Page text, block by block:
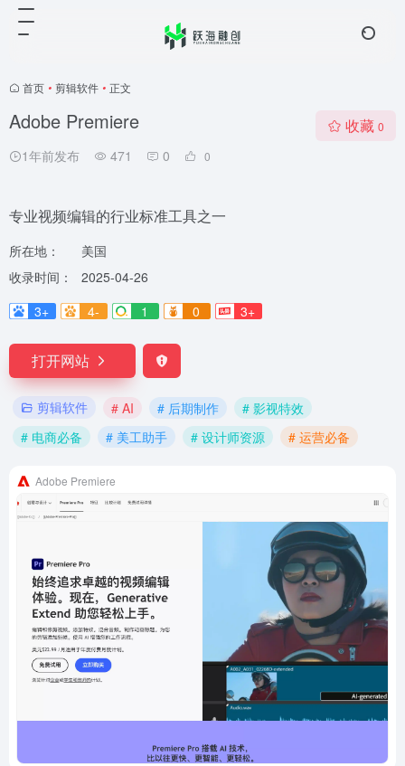
首页 • 剪辑软件 • 正文
Adobe Premiere
1年前发布 471 0 0
收藏 0
专业视频编辑的行业标准工具之一
所在地：
美国
收录时间：
2025-04-26
3+
4- 1 0 3+
打开网站
剪辑软件 # AI # 后期制作
# 影视特效
# 电商必备
# 美工助手 # 设计师资源 # 运营必备
Adobe Premiere